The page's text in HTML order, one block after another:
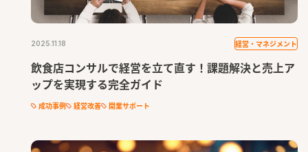
2025.11.18 経営・マネジメント
飲食店コンサルで経営を立て直す！課題解決と売上ア
ップを実現する完全ガイド
成功事例 経営改善 開業サポート